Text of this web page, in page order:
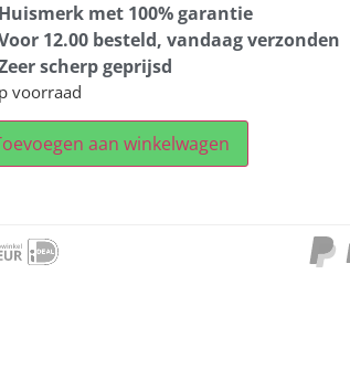
Huismerk met 100% garantie
12.00 besteld, vandaag verzonden
scherp geprijsd
voorraad
aan winkelwagen